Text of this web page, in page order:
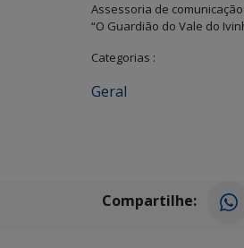
Assessoria de comunicação
“O Guardião do Vale do
Categorias :
Geral
Compartilhe: